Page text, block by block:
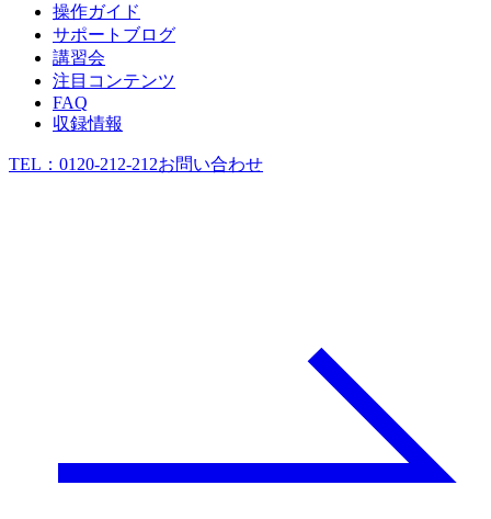
操作ガイド
サポートブログ
講習会
注目コンテンツ
FAQ
収録情報
TEL： 0120-212-212お問い合わせ